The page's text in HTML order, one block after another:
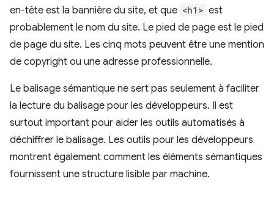
en-tête est la bannière du site, et que <h1> est
probablement le nom du site. Le pied de page est le pied
de page du site. Les cinq mots peuvent être une mention
de copyright ou une adresse professionnelle.
Le balisage sémantique ne sert pas seulement à faciliter
la lecture du balisage pour les développeurs. Il est
surtout important pour aider les outils automatisés à
déchiffrer le balisage. Les outils pour les développeurs
montrent également comment les éléments sémantiques
fournissent une structure lisible par machine.